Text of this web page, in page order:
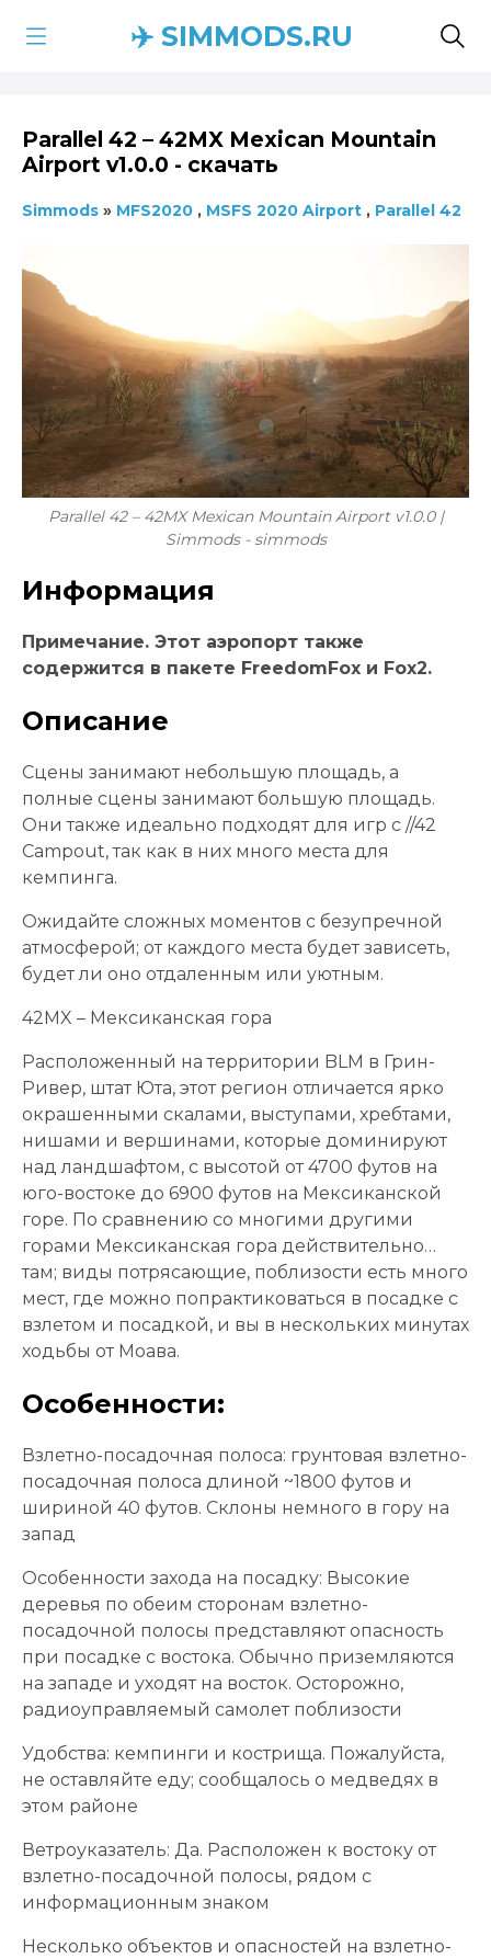
✈️ SIMMODS.RU
Parallel 42 – 42MX Mexican Mountain
Airport v1.0.0 - скачать
Simmods » MFS2020 , MSFS 2020 Airport , Parallel 42
Parallel 42 – 42MX Mexican Mountain Airport v1.0.0 |
Simmods - simmods
Информация
Примечание. Этот аэропорт также
содержится в пакете FreedomFox и Fox2.
Описание
Сцены занимают небольшую площадь, а
полные сцены занимают большую площадь.
Они также идеально подходят для игр с //42
Campout, так как в них много места для
кемпинга.
Ожидайте сложных моментов с безупречной
атмосферой; от каждого места будет зависеть,
будет ли оно отдаленным или уютным.
42MX – Мексиканская гора
Расположенный на территории BLM в Грин-
Ривер, штат Юта, этот регион отличается ярко
окрашенными скалами, выступами, хребтами,
нишами и вершинами, которые доминируют
над ландшафтом, с высотой от 4700 футов на
юго-востоке до 6900 футов на Мексиканской
горе. По сравнению со многими другими
горами Мексиканская гора действительно…
там; виды потрясающие, поблизости есть много
мест, где можно попрактиковаться в посадке с
взлетом и посадкой, и вы в нескольких минутах
ходьбы от Моава.
Особенности:
Взлетно-посадочная полоса: грунтовая взлетно-
посадочная полоса длиной ~1800 футов и
шириной 40 футов. Склоны немного в гору на
запад
Особенности захода на посадку: Высокие
деревья по обеим сторонам взлетно-
посадочной полосы представляют опасность
при посадке с востока. Обычно приземляются
на западе и уходят на восток. Осторожно,
радиоуправляемый самолет поблизости
Удобства: кемпинги и кострища. Пожалуйста,
не оставляйте еду; сообщалось о медведях в
этом районе
Ветроуказатель: Да. Расположен к востоку от
взлетно-посадочной полосы, рядом с
информационным знаком
Несколько объектов и опасностей на взлетно-